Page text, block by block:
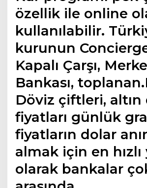
özellik ile online
kullanılabilir.
kurunun
Kapalı Çarşı,
Bankası,
Döviz çiftleri, altın
fiyatları günlük
fiyatların dolar
almak için en hızlı
olarak bankalar